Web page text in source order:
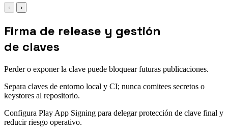
‹ ›
Firma de release y gestión
de claves
Perder o exponer la clave puede bloquear futuras publicaciones.
Separa claves de entorno local y CI; nunca comitees secretos o
keystores al repositorio.
Configura Play App Signing para delegar protección de clave final y
reducir riesgo operativo.